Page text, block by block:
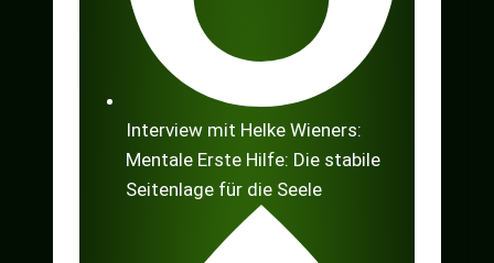
Interview mit Helke Wieners:
Mentale Erste Hilfe: Die stabile
Seitenlage für die Seele